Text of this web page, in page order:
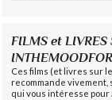
FILMS et LIVRES
Ces films (et livres sur
recommande vivement,
qui vous intéresse pour